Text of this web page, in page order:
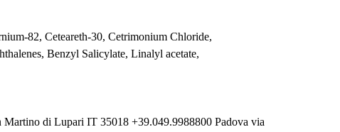
82, Ceteareth-30, Cetrimonium Chloride,
Benzyl Salicylate, Linalyl acetate,
Martino di Lupari IT 35018 +39.049.9988800 Padova via